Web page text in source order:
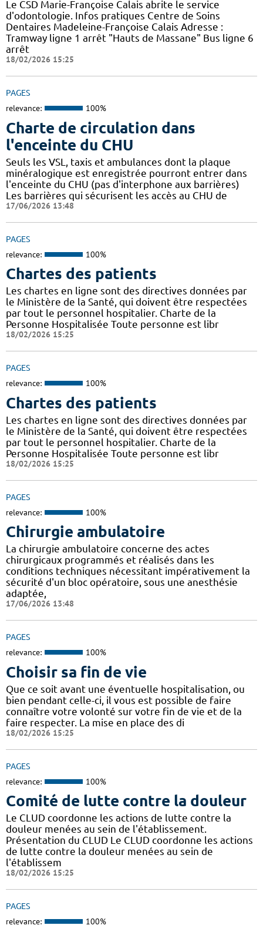
Le CSD Marie-Françoise Calais abrite le service
d'odontologie. Infos pratiques Centre de Soins
Dentaires Madeleine-Françoise Calais Adresse :
Tramway ligne 1 arrêt "Hauts de Massane" Bus ligne 6
arrêt
18/02/2026 15:25
PAGES
relevance: 100%
Charte de circulation dans
l'enceinte du CHU
Seuls les VSL, taxis et ambulances dont la plaque
minéralogique est enregistrée pourront entrer dans
l'enceinte du CHU (pas d'interphone aux barrières)
Les barrières qui sécurisent les accès au CHU de
17/06/2026 13:48
PAGES
relevance: 100%
Chartes des patients
Les chartes en ligne sont des directives données par
le Ministère de la Santé, qui doivent être respectées
par tout le personnel hospitalier. Charte de la
Personne Hospitalisée Toute personne est libr
18/02/2026 15:25
PAGES
relevance: 100%
Chartes des patients
Les chartes en ligne sont des directives données par
le Ministère de la Santé, qui doivent être respectées
par tout le personnel hospitalier. Charte de la
Personne Hospitalisée Toute personne est libr
18/02/2026 15:25
PAGES
relevance: 100%
Chirurgie ambulatoire
La chirurgie ambulatoire concerne des actes
chirurgicaux programmés et réalisés dans les
conditions techniques nécessitant impérativement la
sécurité d'un bloc opératoire, sous une anesthésie
adaptée,
17/06/2026 13:48
PAGES
relevance: 100%
Choisir sa fin de vie
Que ce soit avant une éventuelle hospitalisation, ou
bien pendant celle-ci, il vous est possible de faire
connaître votre volonté sur votre fin de vie et de la
faire respecter. La mise en place des di
18/02/2026 15:25
PAGES
relevance: 100%
Comité de lutte contre la douleur
Le CLUD coordonne les actions de lutte contre la
douleur menées au sein de l'établissement.
Présentation du CLUD Le CLUD coordonne les actions
de lutte contre la douleur menées au sein de
l'établissem
18/02/2026 15:25
PAGES
relevance: 100%